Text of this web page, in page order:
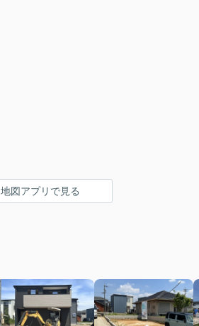
地図アプリで見る